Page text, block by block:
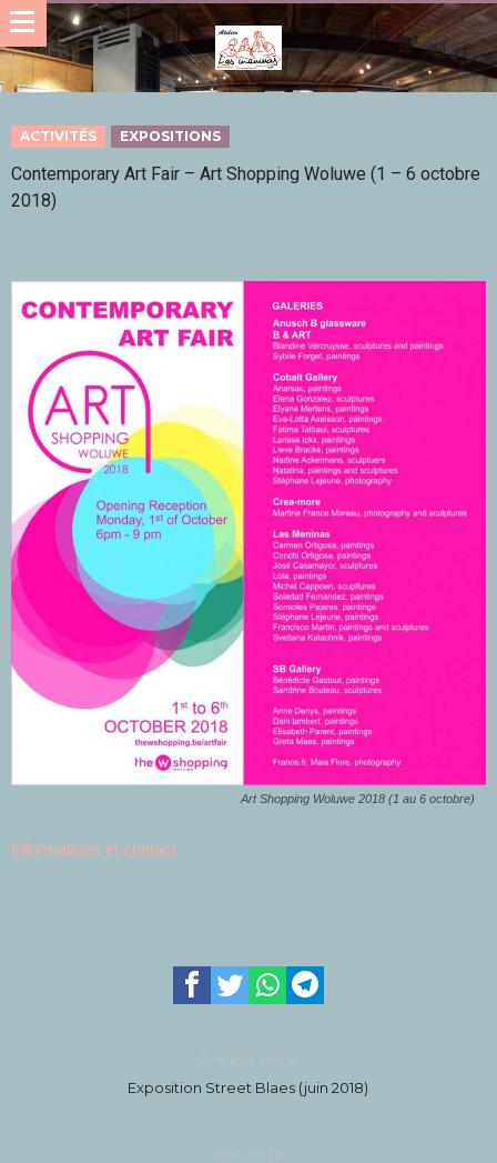
ACTIVITÉS EXPOSITIONS
Contemporary Art Fair – Art Shopping Woluwe (1 – 6 octobre
2018)
Art Shopping Woluwe 2018 (1 au 6 octobre)
Informations et contact
Previous article
Exposition Street Blaes (juin 2018)
Next article